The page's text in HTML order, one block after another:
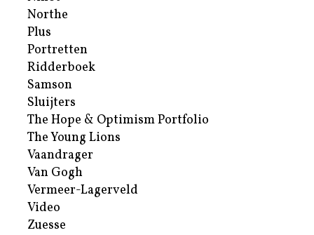
Northe
Plus
Portretten
Ridderboek
Samson
Sluijters
The Hope & Optimism Portfolio
The Young Lions
Vaandrager
Van Gogh
Vermeer-Lagerveld
Video
Zuesse